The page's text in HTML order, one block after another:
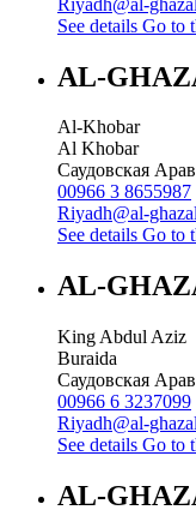
See details Go to
AL-
Al-Khobar
Al Khobar
Саудовская
00966 3 8655987
Riyadh@al-
See details Go to
AL-
King Abdul Aziz
Buraida
Саудовская
00966 6 3237099
Riyadh@al-
See details Go to
AL-